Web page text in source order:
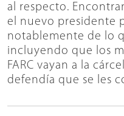
al respecto.
el nuevo presidente
notablemente de lo
incluyendo que los
FARC vayan a la
defendía que se les